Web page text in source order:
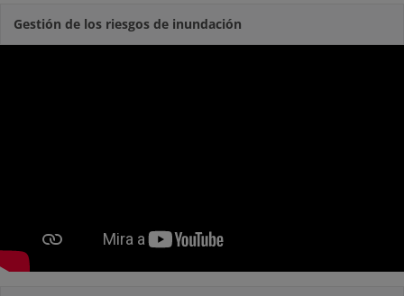
Gestión de los riesgos de inundación